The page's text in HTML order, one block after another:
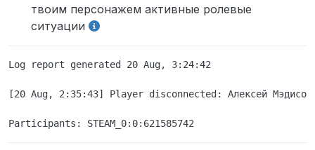
твоим персонажем активные ролевые
ситуации
Log report generated 20 Aug, 3:24:42
[20 Aug, 2:35:43] Player disconnected: Алексей